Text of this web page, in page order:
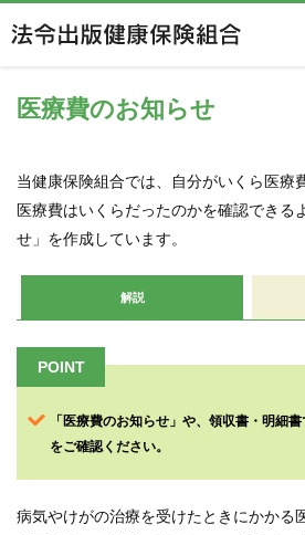
保
の
し
く
の
給
付
保
事
医療費のお知らせ
当健康保険組合では、自分がいくら医療
医療費はいくらだったのかを確認できる
せ」を作成しています。
解説
POINT
「医療費のお知らせ」や、領収書・明細
をご確認ください。
病気やけがの治療を受けたときにかかる